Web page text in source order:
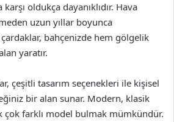
oldukça dayanıklıdır. Hava
uzun yıllar boyunca
bahçenizde hem gölgelik
yaratır.
çeşitli tasarım seçenekleri ile kişisel
bir alan sunar. Modern, klasik
çok farklı model bulmak mümkündür.